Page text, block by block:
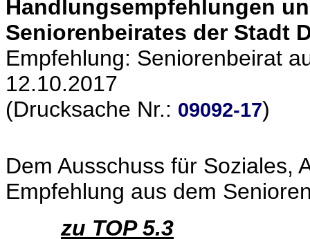
Handlungsempfehlungen
Seniorenbeirates der Stadt
Empfehlung: Seniorenbeirat
12.10.2017
(Drucksache Nr.: 09092-17)
Dem Ausschuss für Soziales,
Empfehlung aus dem
zu TOP 5.3